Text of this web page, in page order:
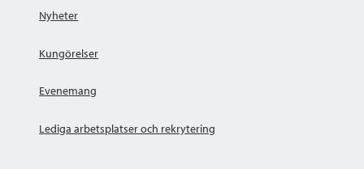
Nyheter
Kungörelser
Evenemang
Lediga arbetsplatser och rekrytering